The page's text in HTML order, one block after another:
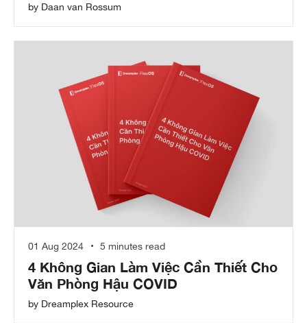
by Daan van Rossum
01 Aug 2024 5 minutes read
4 Không Gian Làm Việc Cần Thiết Cho
Văn Phòng Hậu COVID
by Dreamplex Resource